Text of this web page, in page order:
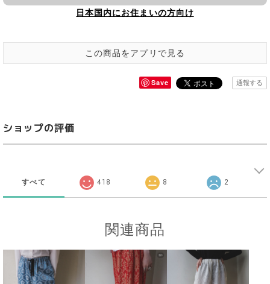
日本国内にお住まいの方向け
この商品をアプリで見る
Save 通報する
ショップの評価
すべて 418 8 2
関連商品